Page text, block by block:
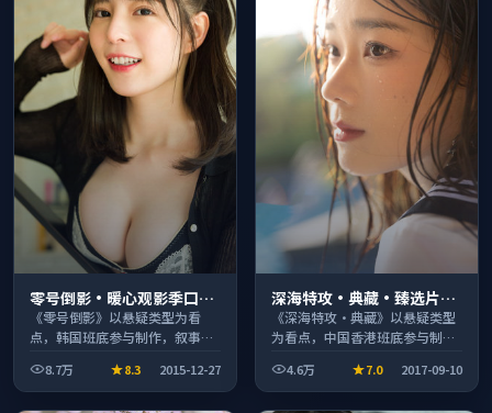
零号倒影·暖心观影季口碑
发酵持续升温
《零号倒影》以悬疑类型为看
点，韩国班底参与制作，叙事完
看。8.7万 8.3 2015-12-27
深海特攻·典藏·臻选片单
推荐画质清晰观看流畅
《深海特攻·典藏》以悬疑类型
为看点，中国香港班底参与制
休闲时段观看。
4.6万 7.0 2017-09-10